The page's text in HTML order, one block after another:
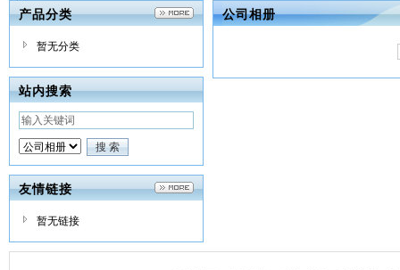
产品分类
暂无分类
站内搜索
友情链接
暂无链接
公司相册